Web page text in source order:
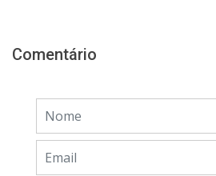
Comentário